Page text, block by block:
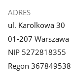
ADRES
ul. Karolkowa 30
01-207 Warszawa
NIP 5272818355
Regon 367849538